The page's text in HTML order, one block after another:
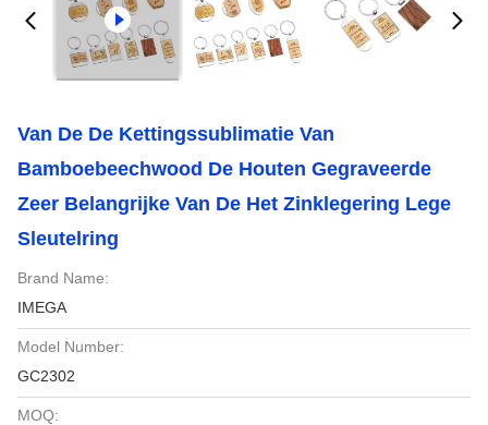
Van De De Kettingssublimatie Van
Bamboebeechwood De Houten Gegraveerde
Zeer Belangrijke Van De Het Zinklegering Lege
Sleutelring
Brand Name:
IMEGA
Model Number:
GC2302
MOQ: